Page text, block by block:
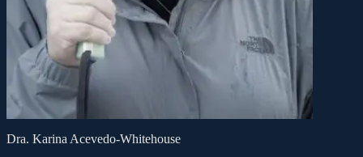
Dra. Karina Acevedo-Whitehouse